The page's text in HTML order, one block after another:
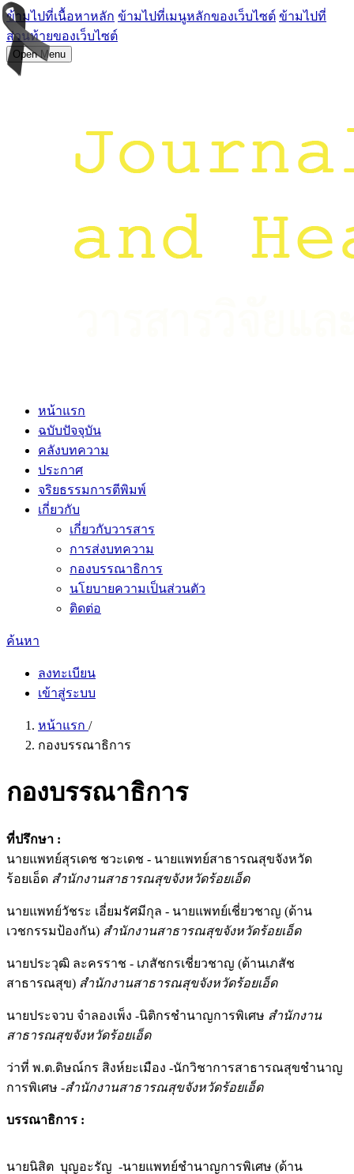
ข้ามไปที่เนื้อหาหลัก ข้ามไปที่เมนูหลักของเว็บไซต์ ข้ามไปที่
ส่วนท้ายของเว็บไซต์
Open Menu
หน้าแรก
ฉบับปัจจุบัน
คลังบทความ
ประกาศ
จริยธรรมการตีพิมพ์
เกี่ยวกับ
เกี่ยวกับวารสาร
การส่งบทความ
กองบรรณาธิการ
นโยบายความเป็นส่วนตัว
ติดต่อ
ค้นหา
ลงทะเบียน
เข้าสู่ระบบ
หน้าแรก /
กองบรรณาธิการ
กองบรรณาธิการ
ที่ปรึกษา :
นายแพทย์สุรเดช ชวะเดช - นายแพทย์สาธารณสุขจังหวัด
ร้อยเอ็ด สำนักงานสาธารณสุขจังหวัดร้อยเอ็ด
นายแพทย์วัชระ เอี่ยมรัศมีกุล - นายแพทย์เชี่ยวชาญ (ด้าน
เวชกรรมป้องกัน) สำนักงานสาธารณสุขจังหวัดร้อยเอ็ด
นายประวุฒิ ละครราช - เภสัชกรเชี่ยวชาญ (ด้านเภสัช
สาธารณสุข) สำนักงานสาธารณสุขจังหวัดร้อยเอ็ด
นายประจวบ จำลองเพ็ง -นิติกรชำนาญการพิเศษ สำนักงาน
สาธารณสุขจังหวัดร้อยเอ็ด
ว่าที่ พ.ต.ดิษณ์กร สิงห์ยะเมือง -นักวิชาการสาธารณสุขชำนาญ
การพิเศษ -สำนักงานสาธารณสุขจังหวัดร้อยเอ็ด
บรรณาธิการ :
นายนิสิต บุญอะรัญ -นายแพทย์ชำนาญการพิเศษ (ด้าน